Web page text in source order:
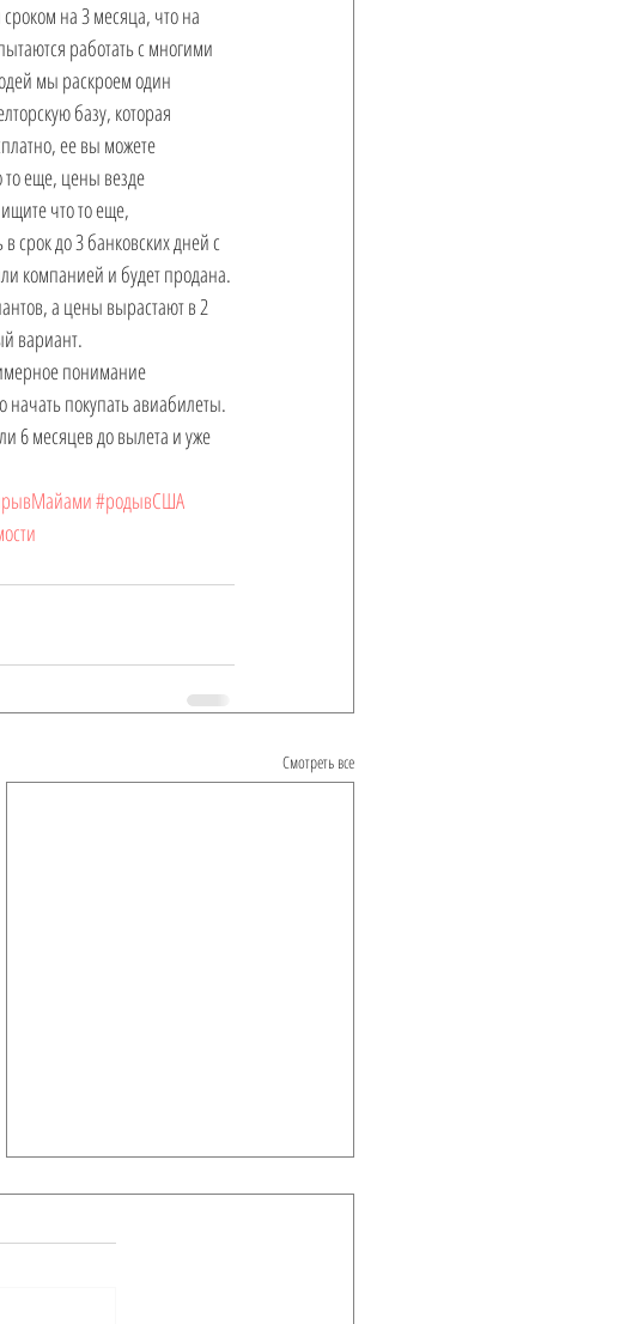
на 3 месяца, что на
работать с многими
мы раскроем один
базу, которая
ее вы можете
то еще, цены везде
что то еще,
срок до 3 банковских дней с
компанией и будет продана.
а цены вырастают в 2
вариант.
понимание
покупать авиабилеты.
6 месяцев до вылета и уже
#родывСША
Смотреть все